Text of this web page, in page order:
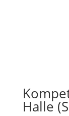
Halle